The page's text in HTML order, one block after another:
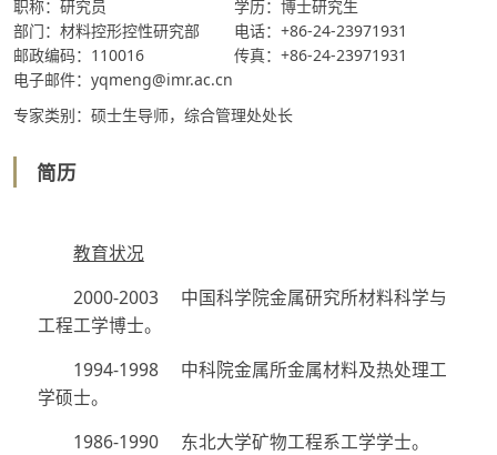
职称：研究员
学历：博士研究生
部门：材料控形控性研究部
电话：+86-24-23971931
邮政编码：110016
传真：+86-24-23971931
电子邮件：yqmeng@imr.ac.cn
专家类别：硕士生导师，综合管理处处长
简历
教育状况
2000-2003 中国科学院金属研究所材料科学与
工程工学博士。
1994-1998 中科院金属所金属材料及热处理工
学硕士。
1986-1990 东北大学矿物工程系工学学士。